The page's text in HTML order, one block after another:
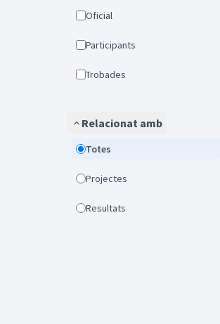
Oficial
Participants
Trobades
Relacionat amb
Totes
Projectes
Resultats